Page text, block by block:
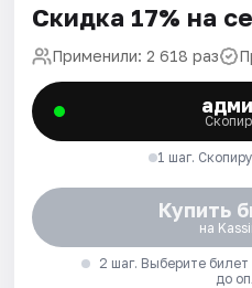
Скидка 17% на
Применили: 2 618 раз
1 шаг.
Купить
на
2 шаг. Выберите
до